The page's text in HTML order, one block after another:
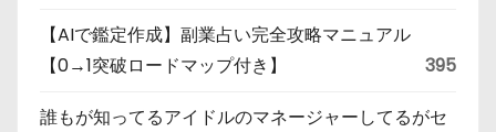
【AIで鑑定作成】副業占い完全攻略マニュアル
【0→1突破ロードマップ付き】
395
誰もが知ってるアイドルのマネージャーしてるがセ